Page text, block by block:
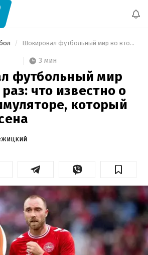
Шокировал футбольный мир во второй раз: что известно о кардиостимуляторе, который спас Эриксена
3 мин
футбольный мир
что известно о
который